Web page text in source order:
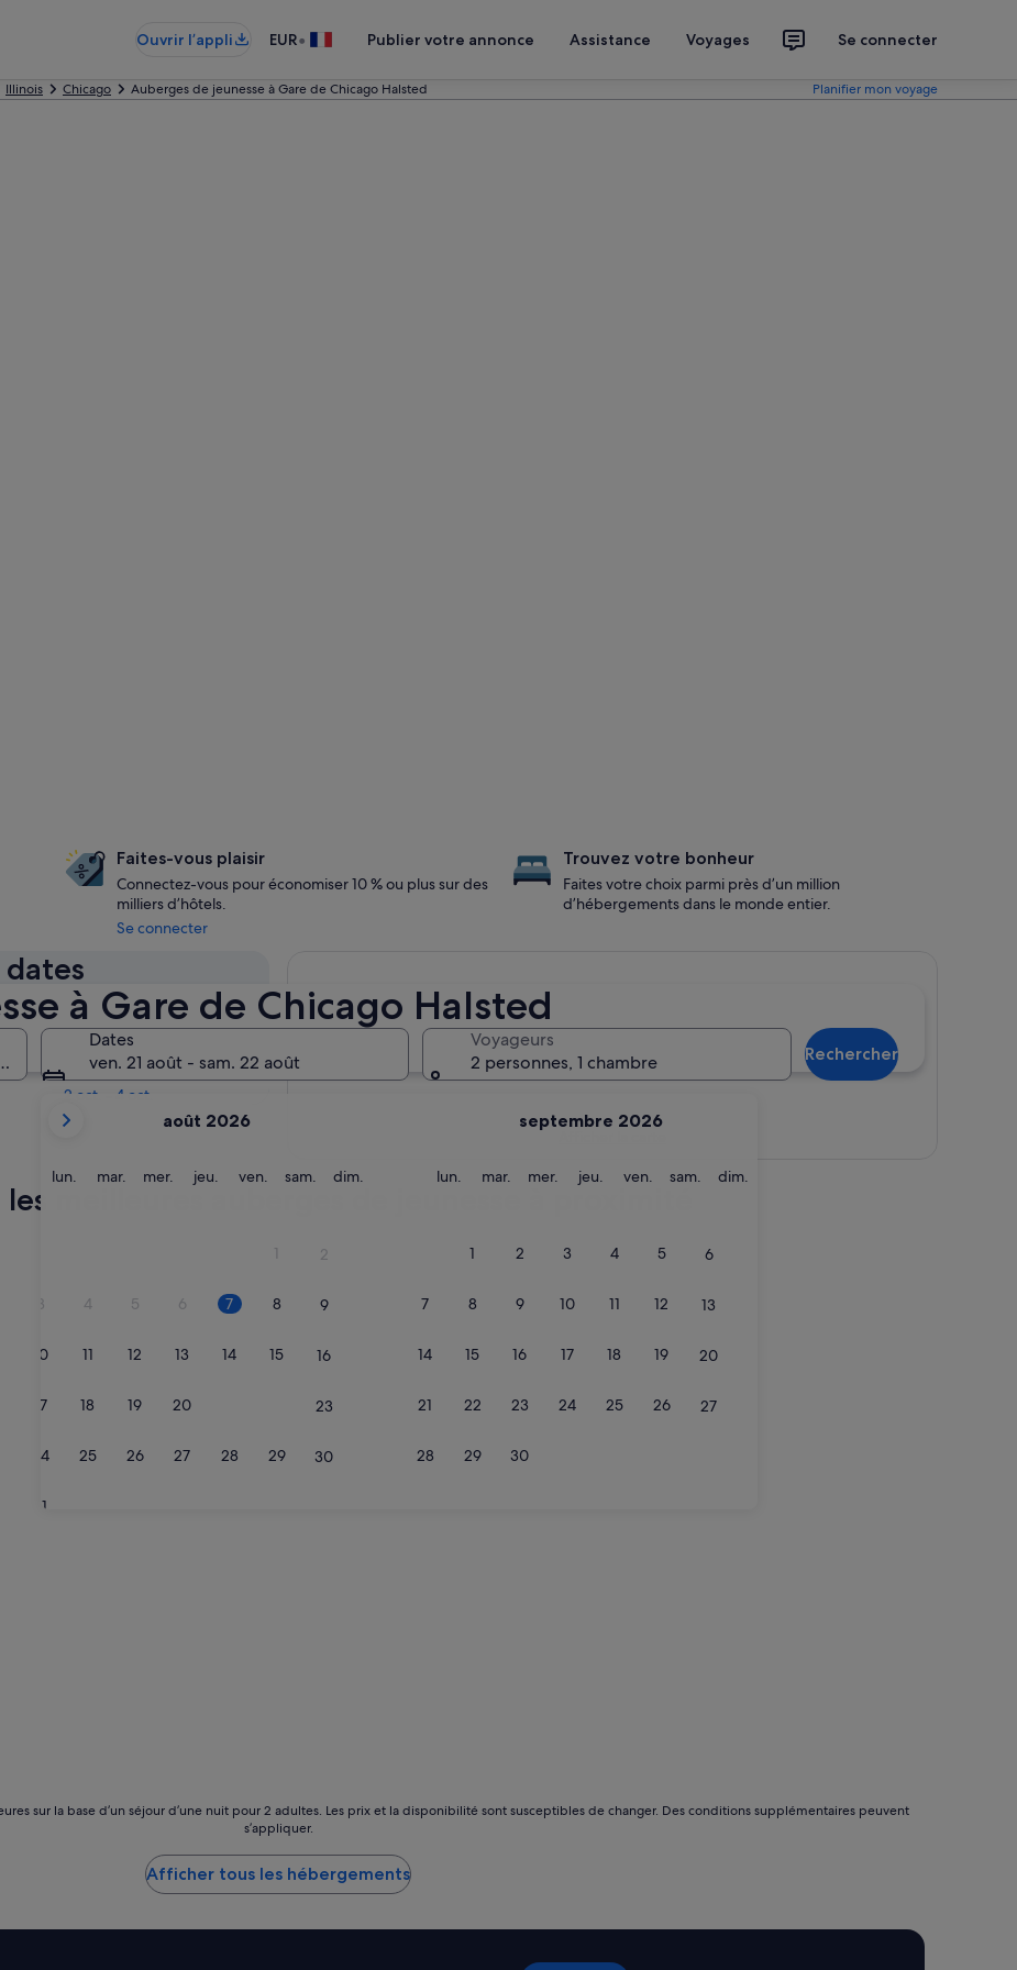
Ouvrir l’appli EUR• Publier votre annonce Assistance Voyages Se connecter
Illinois Chicago Auberges de jeunesse à Gare de Chicago Halsted Planifier mon voyage
à Gare de Chicago Halsted
Dates
ven. 21 août - sam. 22 août
mois
sont
August
août 2026
lun. lundimar. mardi
mer. mercredi
jeu. jeudiven. vendredi
sam. samedi
dim.
1 2
3 4 5 6 7 8 9
10 11 12 13 14 15 16
17 18 19 20 23
24 25 26 27 28 29 30
31
septembre 2026
lun. lundimar. mardi
mer. mercredi
jeu. jeudiven. vendredi
sam. samedi
dim.
1 2 3 4 5 6
7 8 9 10 11 12 13
14 15 16 17 18 19 20
21 22 23 24 25 26 27
28 29 30
Voyageurs
2 personnes, 1 chambre
Rechercher
Faites-vous plaisir
Connectez-vous pour économiser 10 % ou plus sur des
milliers d’hôtels.
Se connecter
Trouvez votre bonheur
Faites votre choix parmi près d’un million
d’hébergements dans le monde entier.
Dans deux semaines
21 août - 23 août
Dans deux mois
2 oct. - 4 oct.
meilleures auberges de jeunesse à proximité
sur la base d’un séjour d’une nuit pour 2 adultes. Les prix et la disponibilité sont susceptibles de changer. Des conditions supplémentaires peuvent
s’appliquer.
Afficher tous les hébergements